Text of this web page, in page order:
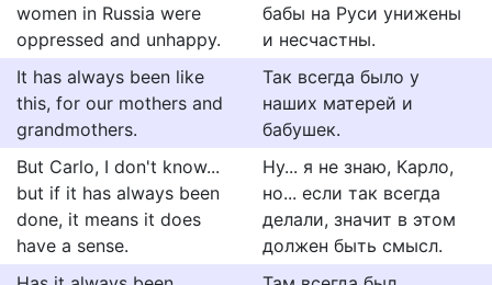
women in Russia were
oppressed and unhappy.
бабы на Руси унижены
и несчастны.
It has always been like
this, for our mothers and
grandmothers.
Так всегда было у
наших матерей и
бабушек.
But Carlo, I don't know...
but if it has always been
done, it means it does
have a sense.
Ну... я не знаю, Карло,
но... если так всегда
делали, значит в этом
должен быть смысл.